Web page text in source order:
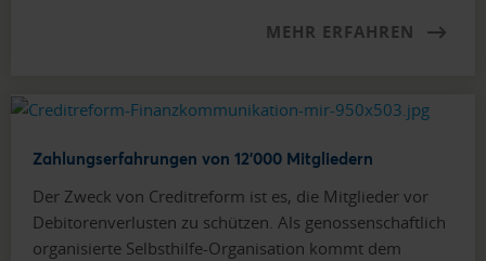
MEHR ERFAHREN
Zahlungserfahrungen von 12'000 Mitgliedern
Der Zweck von Creditreform ist es, die Mitglieder vor
Debitorenverlusten zu schützen. Als genossenschaftlich
organisierte Selbsthilfe-Organisation kommt dem